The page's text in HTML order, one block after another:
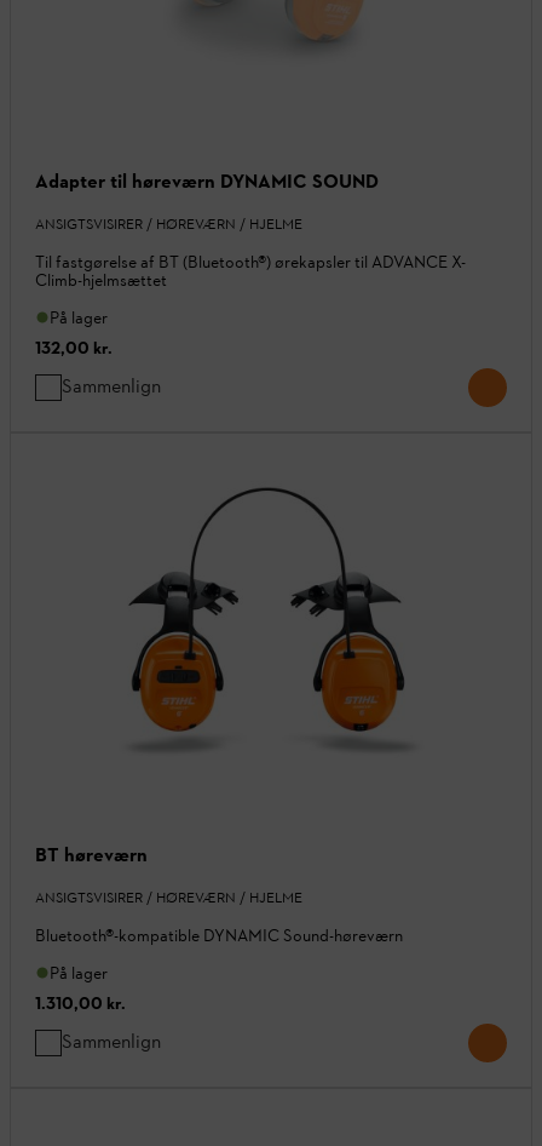
Adapter til høreværn DYNAMIC SOUND
ANSIGTSVISIRER / HØREVÆRN / HJELME
Til fastgørelse af BT (Bluetooth®) ørekapsler til ADVANCE X-
Climb-hjelmsættet
På lager
132,00 kr.
Sammenlign
BT høreværn
ANSIGTSVISIRER / HØREVÆRN / HJELME
Bluetooth®-kompatible DYNAMIC Sound-høreværn
På lager
1.310,00 kr.
Sammenlign